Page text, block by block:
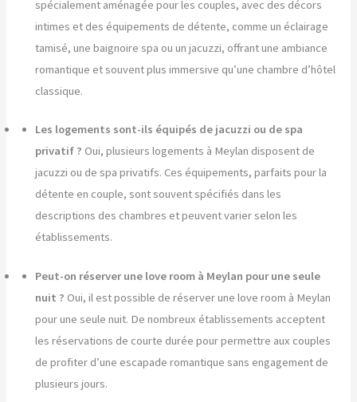
spécialement aménagée pour les couples, avec des décors
intimes et des équipements de détente, comme un éclairage
tamisé, une baignoire spa ou un jacuzzi, offrant une ambiance
romantique et souvent plus immersive qu’une chambre d’hôtel
classique.
Les logements sont-ils équipés de jacuzzi ou de spa
privatif ? Oui, plusieurs logements à Meylan disposent de
jacuzzi ou de spa privatifs. Ces équipements, parfaits pour la
détente en couple, sont souvent spécifiés dans les
descriptions des chambres et peuvent varier selon les
établissements.
Peut-on réserver une love room à Meylan pour une seule
nuit ? Oui, il est possible de réserver une love room à Meylan
pour une seule nuit. De nombreux établissements acceptent
les réservations de courte durée pour permettre aux couples
de profiter d’une escapade romantique sans engagement de
plusieurs jours.